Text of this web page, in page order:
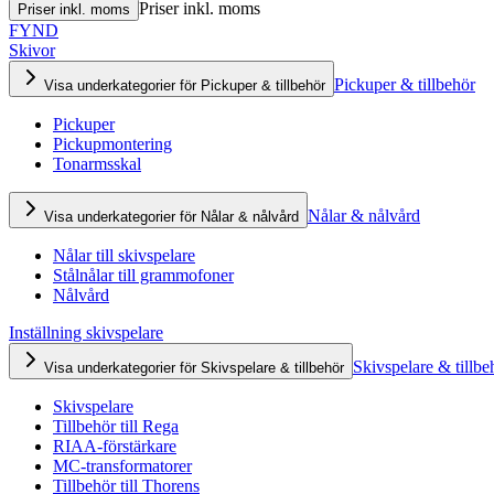
Priser inkl. moms Priser inkl. moms
FYND
Skivor
Visa underkategorier för Pickuper & tillbehör Pickuper & tillbehör
Pickuper
Pickupmontering
Tonarmsskal
Visa underkategorier för Nålar & nålvård Nålar & nålvård
Nålar till skivspelare
Stålnålar till grammofoner
Nålvård
Inställning skivspelare
Visa underkategorier för Skivspelare & tillbehör Skivspelare &
Skivspelare
Tillbehör till Rega
RIAA-förstärkare
MC-transformatorer
Tillbehör till Thorens